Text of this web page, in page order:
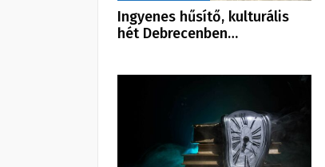
Ingyenes hűsítő, kulturális
hét Debrecenben…